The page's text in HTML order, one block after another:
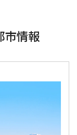
市情報